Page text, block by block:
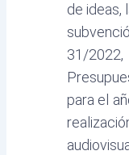
de ideas,
31/
para el